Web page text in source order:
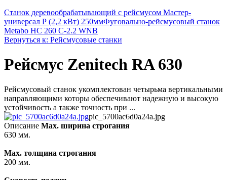
Станок деревообрабатывающий с рейсмусом Мастер-
универсал Р (2,2 кВт) 250ммФуговально-рейсмусовый станок
Metabo HC 260 C-2.2 WNB
Вернуться к: Рейсмусовые станки
Рейсмус Zenitech RA 630
Рейсмусовый станок укомплектован четырьма вертикальными
направляющими которы обеспечивают надежную и высокую
устойчивость а также точность при ...
pic_5700ac6d0a24a.jpg
Описание Max. ширина строгания
630 мм.
Max. толщина строгания
200 мм.